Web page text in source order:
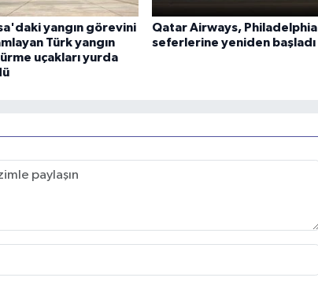
yangın görevini
Türk yangın
uçakları yurda
Qatar Airways, Philadelphia
seferlerine yeniden başladı